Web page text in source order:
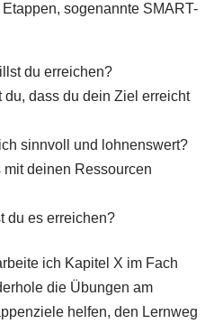
sogenannte SMART-
du erreichen?
du, dass du dein Ziel erreicht
sinnvoll und lohnenswert?
deinen Ressourcen
du es erreichen?
ich Kapitel X im Fach
die Übungen am
helfen, den Lernweg